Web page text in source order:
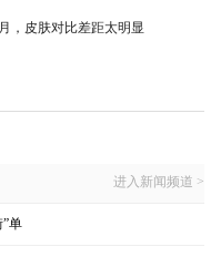
进入新闻频道 >
单